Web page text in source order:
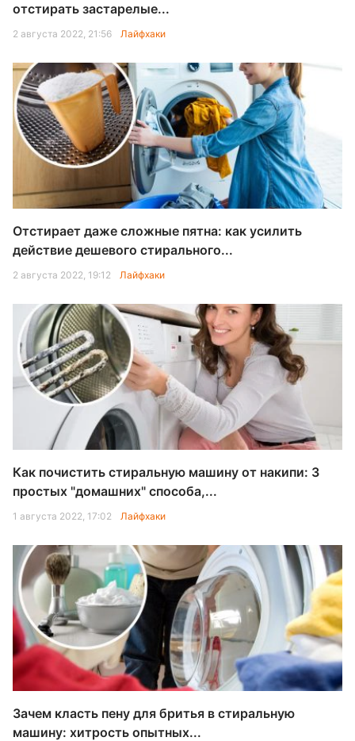
отстирать застарелые...
2 августа 2022, 21:56 Лайфхаки
Отстирает даже сложные пятна: как усилить
действие дешевого стирального...
2 августа 2022, 19:12 Лайфхаки
Как почистить стиральную машину от накипи: 3
простых "домашних" способа,...
1 августа 2022, 17:02 Лайфхаки
Зачем класть пену для бритья в стиральную
машину: хитрость опытных...